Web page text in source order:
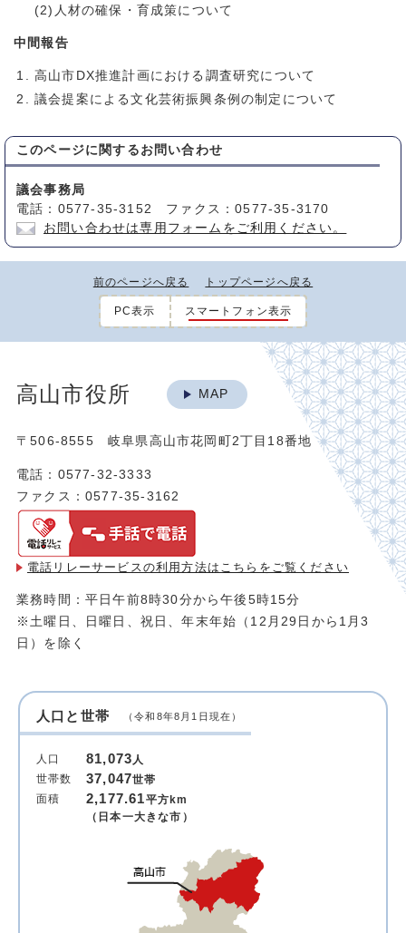
(2)人材の確保・育成策について
中間報告
高山市DX推進計画における調査研究について
議会提案による文化芸術振興条例の制定について
このページに関する お問い合わせ
議会事務局
電話：0577-35-3152 ファクス：0577-35-3170
お問い合わせは専用フォームをご利用ください。
前のページへ戻る トップページへ戻る
PC表示 スマートフォン表示
高山市役所 MAP
〒506-8555 岐阜県高山市花岡町2丁目18番地
電話：0577-32-3333
ファクス：0577-35-3162
電話リレーサービスの利用方法は こちらをご覧ください
業務時間：平日午前8時30分から午後5時15分
※土曜日、日曜日、祝日、年末年始（12月29日から1月3
日）を除く
人口と世帯 （令和8年8月1日現在）
人口 81,073人
世帯数
37,047世帯
面積
2,177.61平方km
（日本一大きな市）